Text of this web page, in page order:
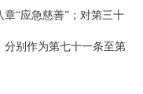
“应急慈善”；对第三十
分别作为第七十一条至第